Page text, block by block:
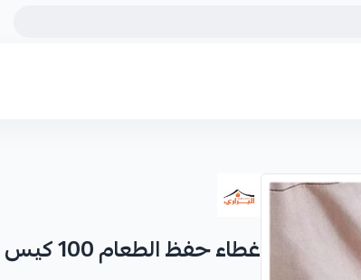
غطاء حفظ الطعام 100 كيس استخدام مره وحده